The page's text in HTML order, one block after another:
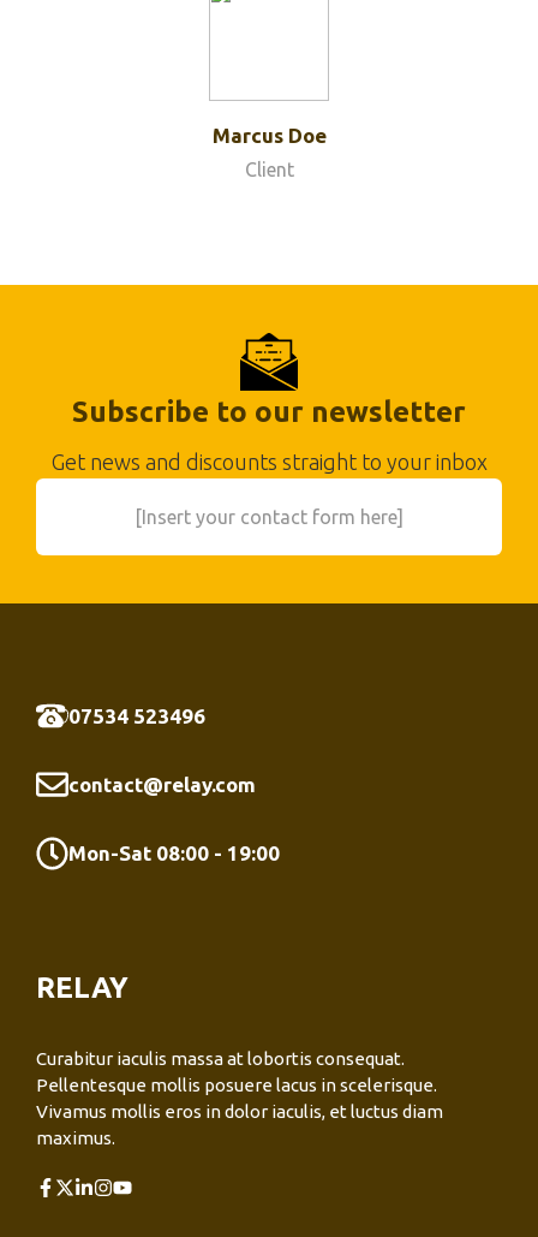
Marcus Doe
Client
Subscribe to our newsletter
Get news and discounts straight to your inbox
[Insert your contact form here]
07534 523496
contact@relay.com
Mon-Sat 08:00 - 19:00
RELAY
Curabitur iaculis massa at lobortis consequat.
Pellentesque mollis posuere lacus in scelerisque.
Vivamus mollis eros in dolor iaculis, et luctus diam
maximus.